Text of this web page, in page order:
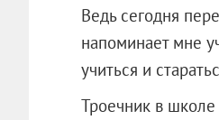
Ведь сегодня
напоминает мне
учиться и
Троечник в школе